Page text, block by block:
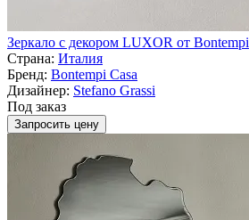
Зеркало с декором LUXOR от Bontempi
Страна: Италия
Бренд: Bontempi Casa
Дизайнер: Stefano Grassi
Под заказ
Запросить цену